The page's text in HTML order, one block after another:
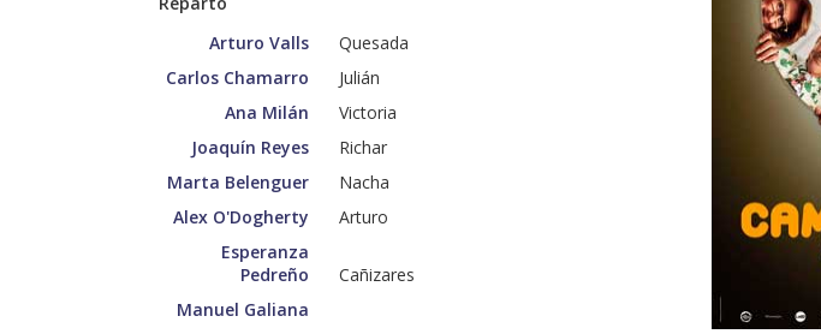
Arturo Valls
Quesada
Carlos Chamarro
Julián
Ana Milán
Victoria
Joaquín Reyes
Richar
Marta Belenguer
Nacha
Alex O'Dogherty
Arturo
Esperanza
Pedreño
Cañizares
Manuel Galiana